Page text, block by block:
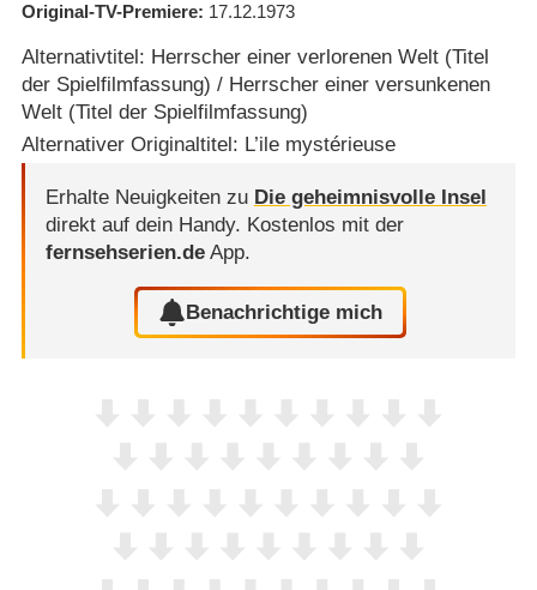
Original-TV-Premiere 17.12.1973
Alternativtitel: Herrscher einer verlorenen Welt (Titel
der Spielfilmfassung) / Herrscher einer versunkenen
Welt (Titel der Spielfilmfassung)
Alternativer Originaltitel: L’ile mystérieuse
Erhalte Neuigkeiten zu Die geheimnisvolle Insel
direkt auf dein Handy. Kostenlos mit der
fernsehserien.deApp.
Benachrichtige mich